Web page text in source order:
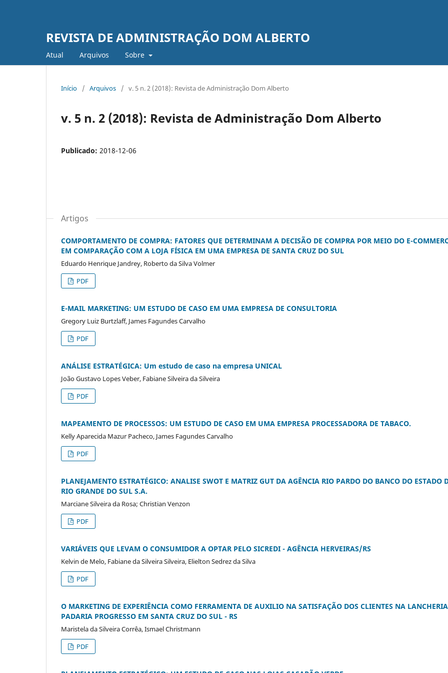
REVISTA DE ADMINISTRAÇÃO DOM ALBERTO
Atual Arquivos Sobre
Início / Arquivos / v. 5 n. 2 (2018): Revista de Administração Dom Alberto
v. 5 n. 2 (2018): Revista de Administração Dom Alberto
Publicado: 2018-12-06
Artigos
COMPORTAMENTO DE COMPRA: FATORES QUE DETERMINAM A DECISÃO DE COMPRA POR MEIO DO E-
EM COMPARAÇÃO COM A LOJA FÍSICA EM UMA EMPRESA DE SANTA CRUZ DO SUL
Eduardo Henrique Jandrey, Roberto da Silva Volmer
PDF
E-MAIL MARKETING: UM ESTUDO DE CASO EM UMA EMPRESA DE CONSULTORIA
Gregory Luiz Burtzlaff, James Fagundes Carvalho
PDF
ANÁLISE ESTRATÉGICA: Um estudo de caso na empresa UNICAL
João Gustavo Lopes Veber, Fabiane Silveira da Silveira
PDF
MAPEAMENTO DE PROCESSOS: UM ESTUDO DE CASO EM UMA EMPRESA PROCESSADORA DE TABACO.
Kelly Aparecida Mazur Pacheco, James Fagundes Carvalho
PDF
PLANEJAMENTO ESTRATÉGICO: ANALISE SWOT E MATRIZ GUT DA AGÊNCIA RIO PARDO DO BANCO DO ESTADO
RIO GRANDE DO SUL S.A.
Marciane Silveira da Rosa; Christian Venzon
PDF
VARIÁVEIS QUE LEVAM O CONSUMIDOR A OPTAR PELO SICREDI - AGÊNCIA HERVEIRAS/RS
Kelvin de Melo, Fabiane da Silveira Silveira, Elielton Sedrez da Silva
PDF
O MARKETING DE EXPERIÊNCIA COMO FERRAMENTA DE AUXILIO NA SATISFAÇÃO DOS CLIENTES NA
PADARIA PROGRESSO EM SANTA CRUZ DO SUL - RS
Maristela da Silveira Corrêa, Ismael Christmann
PDF